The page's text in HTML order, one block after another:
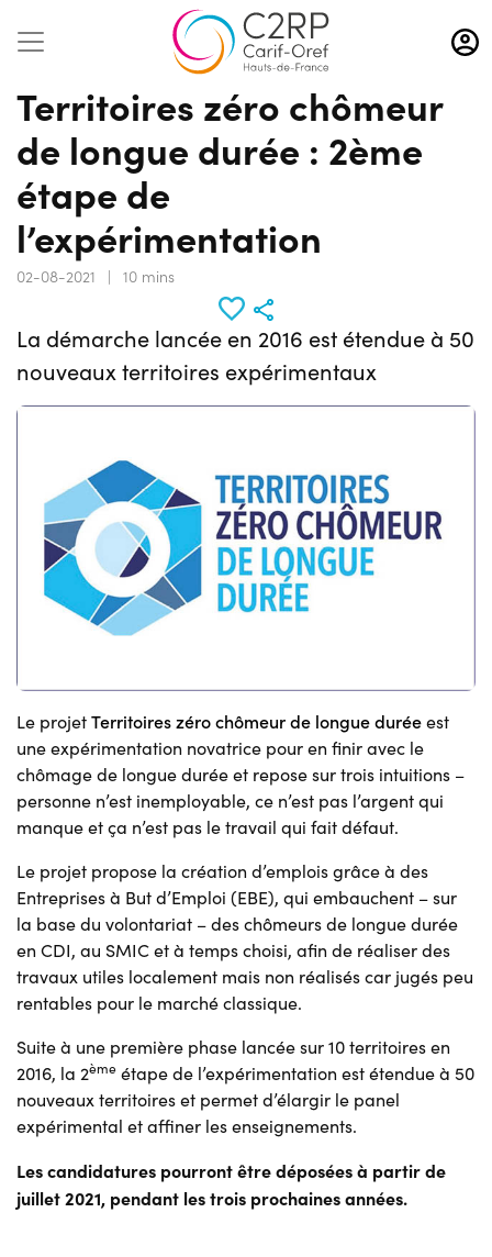
Aller
au
contenu
principal
Territoires zéro chômeur
de longue durée : 2ème
étape de
l’expérimentation
02-08-2021 | 10 mins
La démarche lancée en 2016 est étendue à 50
nouveaux territoires expérimentaux
Le projetTerritoires zéro chômeur de longue duréeest
une expérimentation novatrice pour en finir avec le
chômage de longue durée et repose sur trois intuitions –
personne n’est inemployable, ce n’est pas l’argent qui
manque et ça n’est pas le travail qui fait défaut.
Le projet propose la création d’emplois grâce à des
Entreprises à But d’Emploi (EBE), qui embauchent – sur
la base du volontariat – des chômeurs de longue durée
en CDI, au SMIC et à temps choisi, afin de réaliser des
travaux utiles localement mais non réalisés car jugés peu
rentables pour le marché classique.
Suite à une première phase lancée sur 10 territoires en
2016, la 2ème étape de l’expérimentation est étendue à 50
nouveaux territoires et permet d’élargir le panel
expérimental et affiner les enseignements.
Les candidatures pourront être déposées à partir de
juillet 2021, pendant les trois prochaines années.